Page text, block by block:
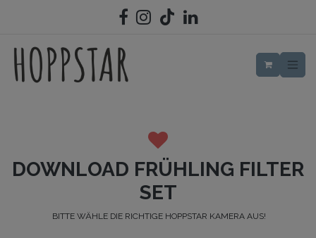
DOWNLOAD FRÜHLING FILTER
SET
BITTE WÄHLE DIE RICHTIGE HOPPSTAR KAMERA AUS!